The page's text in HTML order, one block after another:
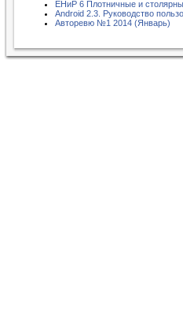
ЕНиР 6 Плотничные и
Android 2.3. Руководство
Авторевю №1 2014 (Январь)